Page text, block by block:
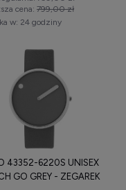
tarczy
mechanizmy
chodu przy
Unikalna tarcza
oraz
cena: 799,00 zł
w: 24 godziny
43352-6220S UNISEX
GO GREY - ZEGAREK